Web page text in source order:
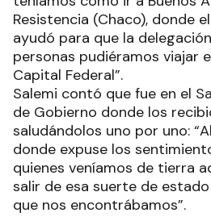
Resistencia (Chaco), donde
ayudó para que la
personas pudiéramos viajar
Capital Federal”.
Salemi contó que fue en el
de Gobierno donde los
saludándolos uno por uno:
donde expuse los
quienes veníamos de tierra
salir de esa suerte de
que nos encontrábamos”.